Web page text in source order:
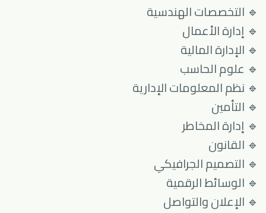
🔹 التخصصات الهندسية
🔹 إدارة الأعمال
🔹 الإدارة المالية
🔹 علوم الحاسب
🔹 نظم المعلومات الإدارية
🔹 التأمين
🔹 إدارة المخاطر
🔹 القانون
🔹 التصميم الجرافيكي
🔹 الوسائط الرقمية
🔹 الإعلان والتواصل